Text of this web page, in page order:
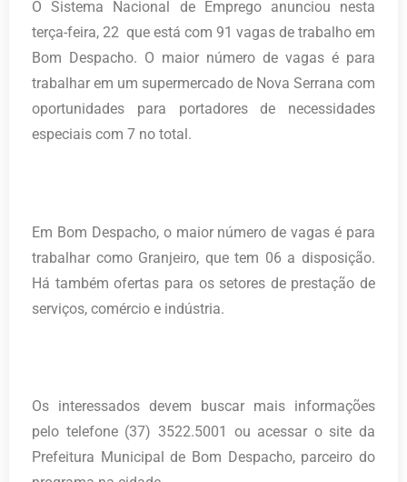
O Sistema Nacional de Emprego anunciou nesta
terça-feira, 22 que está com 91 vagas de trabalho em
Bom Despacho. O maior número de vagas é para
trabalhar em um supermercado de Nova Serrana com
oportunidades para portadores de necessidades
especiais com 7 no total.
Em Bom Despacho, o maior número de vagas é para
trabalhar como Granjeiro, que tem 06 a disposição.
Há também ofertas para os setores de prestação de
serviços, comércio e indústria.
Os interessados devem buscar mais informações
pelo telefone (37) 3522.5001 ou acessar o site da
Prefeitura Municipal de Bom Despacho, parceiro do